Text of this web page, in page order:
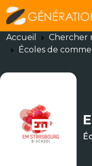
Accueil
Chercher
Écoles de